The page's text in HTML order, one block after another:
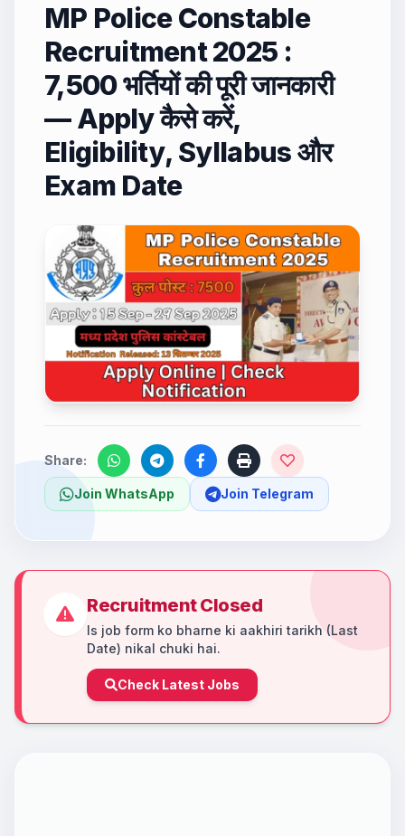
MP Police Constable
Recruitment 2025 :
7,500 भर्तियों की पूरी जानकारी
— Apply कैसे करें,
Eligibility, Syllabus और
Exam Date
Share:
Join WhatsApp Join Telegram
Recruitment Closed
Is job form ko bharne ki aakhiri tarikh (Last
Date) nikal chuki hai.
Check Latest Jobs